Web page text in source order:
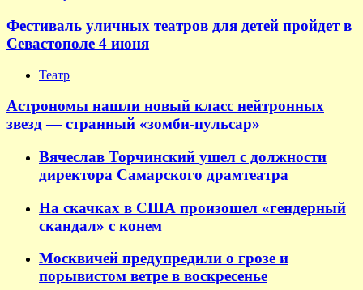
Фестиваль уличных театров для детей пройдет в
Севастополе 4 июня
Театр
Астрономы нашли новый класс нейтронных
звезд — странный «зомби-пульсар»
Вячеслав Торчинский ушел с должности
директора Самарского драмтеатра
На скачках в США произошел «гендерный
скандал» с конем
Москвичей предупредили о грозе и
порывистом ветре в воскресенье